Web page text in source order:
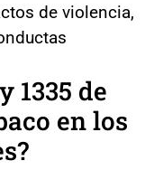
de violencia,
1335 de
en los